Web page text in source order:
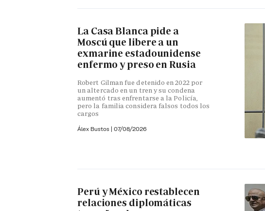
La Casa Blanca pide a
Moscú que libere a un
exmarine estadounidense
enfermo y preso en Rusia
Robert Gilman fue detenido en 2022 por
un altercado en un tren y su condena
aumentó tras enfrentarse a la Policía,
pero la familia considera falsos todos los
cargos
Álex Bustos | 07/08/2026
Perú y México restablecen
relaciones diplomáticas